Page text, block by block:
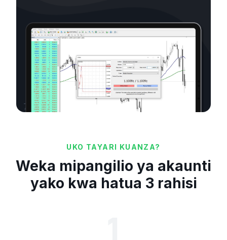
7494
UKO TAYARI KUANZA?
Weka mipangilio ya akaunti
yako kwa hatua 3 rahisi